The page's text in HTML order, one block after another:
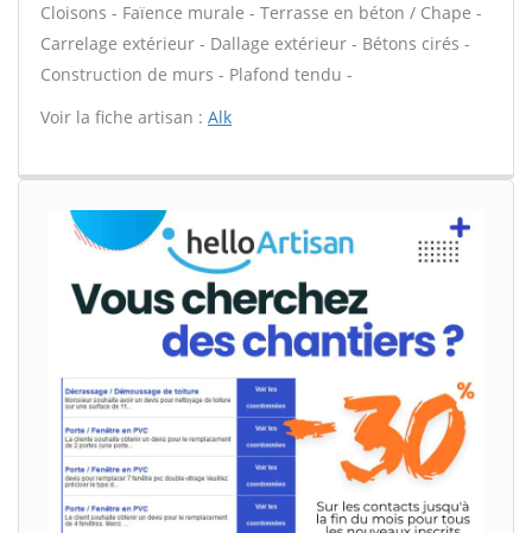
Cloisons - Faïence murale - Terrasse en béton / Chape -
Carrelage extérieur - Dallage extérieur - Bétons cirés -
Construction de murs - Plafond tendu -
Voir la fiche artisan : Alk